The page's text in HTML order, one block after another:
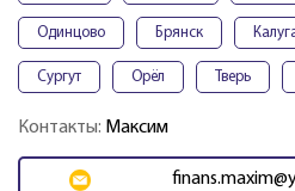
Одинцово Брянск
Сургут Орёл Тверь
Контакты: Максим